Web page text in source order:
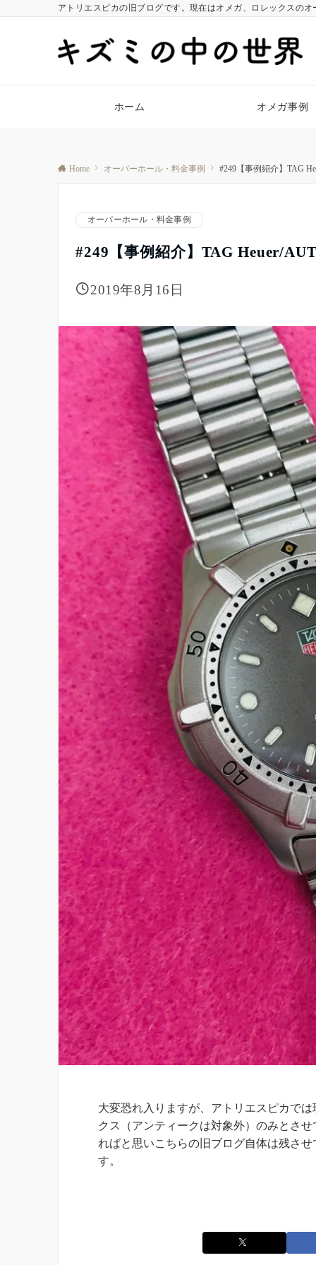
アトリエスピカの旧ブログです。現在はオメガ、ロレックスの
ホーム オメガ事例
Home オーバーホール・料金事例 #249【事例紹介】TAG
オーバーホール・料金事例
#249【事例紹介】TAG Heuer/
2019年8月16日
大変恐れ入りますが、アトリエスピカで
クス（アンティークは対象外）のみとさ
ればと思いこちらの旧ブログ自体は残さ
す。